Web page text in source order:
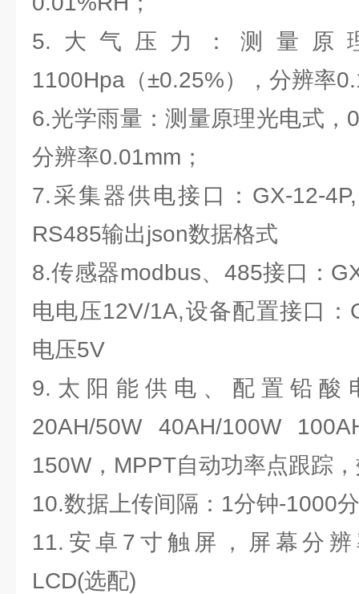
5.大气压力：测量原
1100Hpa（±0.25%），分辨率
6.光学雨量：测量原理光电式，
分辨率0.01mm；
7.采集器供电接口：GX-12-
RS485输出json数据格式
8.传感器modbus、485接口：
电电压12V/1A,设备配置接口：
电压5V
9.太阳能供电、配置铅酸
20AH/50W 40AH/100W
150W，MPPT自动功率点跟踪
10.数据上传间隔：1分钟-1000
11.安卓7寸触屏，屏幕分辨
LCD(选配)